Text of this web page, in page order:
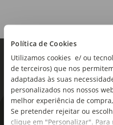
Política de Cookies
Utilizamos cookies e/ ou
de terceiros) que nos
adaptadas às suas
personalizados nos nossos
melhor experiência de
Se pretender rejeitar ou
clique em "Personalizar".
Comprimento x Largura x
As novidades mais